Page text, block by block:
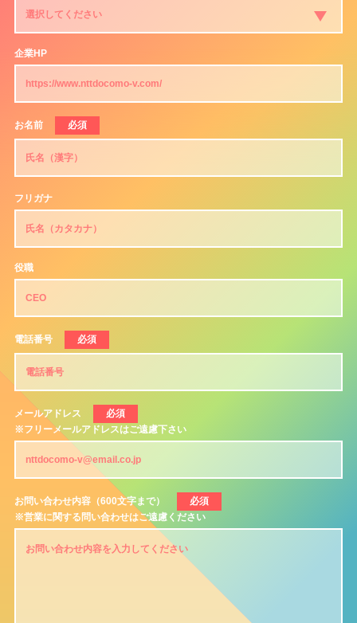
企業HP
お名前 必須
フリガナ
役職
電話番号 必須
メールアドレス
必須
※フリーメールアドレスはご遠慮下さい
お問い合わせ内容（600文字まで）
必須
※営業に関する問い合わせはご遠慮ください